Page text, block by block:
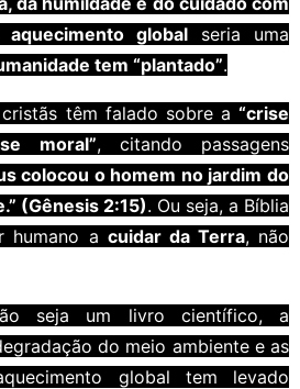
aquecimento global seria uma
tem “plantado”.
têm falado sobre a “crise
moral”, citando passagens
colocou o homem no jardim do
(Gênesis 2:15). Ou seja, a Bíblia
humano a cuidar da Terra, não
seja um livro científico, a
do meio ambiente e as
global tem levado